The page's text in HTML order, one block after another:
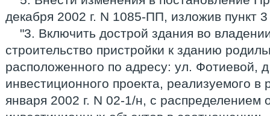
декабря 2002 г. N 1085-ПП, изложив пункт
"3. Включить дострой здания во
строительство пристройки к зданию
расположенного по адресу: ул. Фотиевой,
инвестиционного проекта, реализуемого в
января 2002 г. N 02-1/н, с